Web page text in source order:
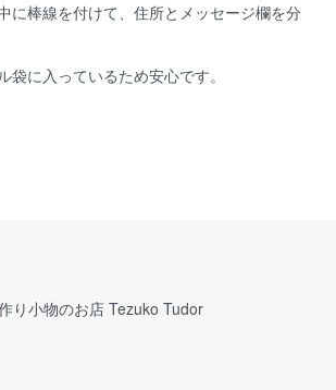
に棒線を付けて、住所とメッセージ欄を分
袋に入っているため安心です。
り小物のお店 Tezuko Tudor